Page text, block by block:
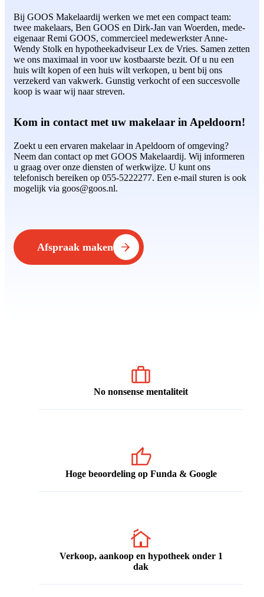
Bij GOOS Makelaardij werken we met een compact team:
twee makelaars, Ben GOOS en Dirk-Jan van Woerden, mede-
eigenaar Remi GOOS, commercieel medewerkster Anne-
Wendy Stolk en hypotheekadviseur Lex de Vries. Samen zetten
we ons maximaal in voor uw kostbaarste bezit. Of u nu een
huis wilt kopen of een huis wilt verkopen, u bent bij ons
verzekerd van vakwerk. Gunstig verkocht of een succesvolle
koop is waar wij naar streven.
Kom in contact met uw makelaar in Apeldoorn!
Zoekt u een ervaren makelaar in Apeldoorn of omgeving?
Neem dan contact op met GOOS Makelaardij. Wij informeren
u graag over onze diensten of werkwijze. U kunt ons
telefonisch bereiken op 055-5222277. Een e-mail sturen is ook
mogelijk via goos@goos.nl.
Afspraak maken
No nonsense mentaliteit
Hoge beoordeling op Funda & Google
Verkoop, aankoop en hypotheek onder 1
dak